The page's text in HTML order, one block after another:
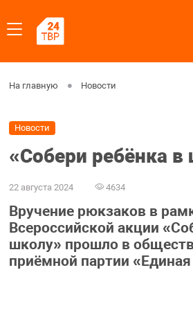
На главную Новости
Новости
«Собери ребёнка в
22 августа 2024 4634
Вручение рюкзаков в
Всероссийской акции
школу» прошло в
приёмной партии